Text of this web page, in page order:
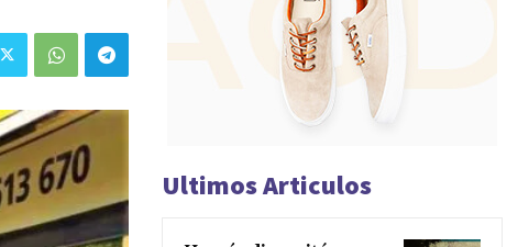
Ultimos Articulos